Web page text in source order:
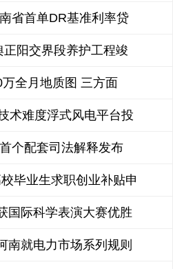
省首单DR基准利率贷
阳交界段养护工程竣
全月地质图 三方面
术难度浮式风电平台投
个配套司法解释发布
毕业生求职创业补贴申
国际科学表演大赛优胜
南就电力市场系列规则